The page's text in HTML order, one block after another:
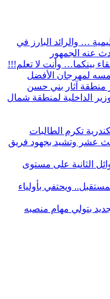
… والرائد البارز في
عنه الجمهور
بينكما… وأنت لا تعلم!!!
لمهرجان الأفضل
منطقة آثار بني حسن
الداخلية لمنطقة شمال
تكرم الطالبات
عشر وتشيد بجهود فريق
الثانية على مستوى
ويحتفي بأولياء
بتولي مهام منصبه